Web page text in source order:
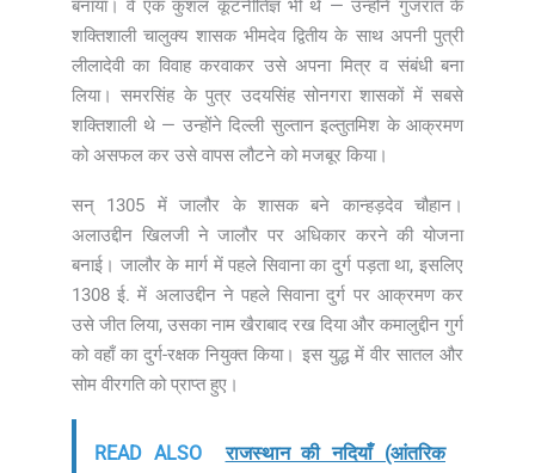
बनाया। वे एक कुशल कूटनीतिज्ञ भी थे — उन्होंने गुजरात के
शक्तिशाली चालुक्य शासक भीमदेव द्वितीय के साथ अपनी पुत्री
लीलादेवी का विवाह करवाकर उसे अपना मित्र व संबंधी बना
लिया। समरसिंह के पुत्र उदयसिंह सोनगरा शासकों में सबसे
शक्तिशाली थे — उन्होंने दिल्ली सुल्तान इल्तुतमिश के आक्रमण
को असफल कर उसे वापस लौटने को मजबूर किया।
सन् 1305 में जालौर के शासक बने कान्हड़देव चौहान।
अलाउद्दीन खिलजी ने जालौर पर अधिकार करने की योजना
बनाई। जालौर के मार्ग में पहले सिवाना का दुर्ग पड़ता था, इसलिए
1308 ई. में अलाउद्दीन ने पहले सिवाना दुर्ग पर आक्रमण कर
उसे जीत लिया, उसका नाम खैराबाद रख दिया और कमालुद्दीन गुर्ग
को वहाँ का दुर्ग-रक्षक नियुक्त किया। इस युद्ध में वीर सातल और
सोम वीरगति को प्राप्त हुए।
READ ALSO
राजस्थान की नदियाँ (आंतरिक